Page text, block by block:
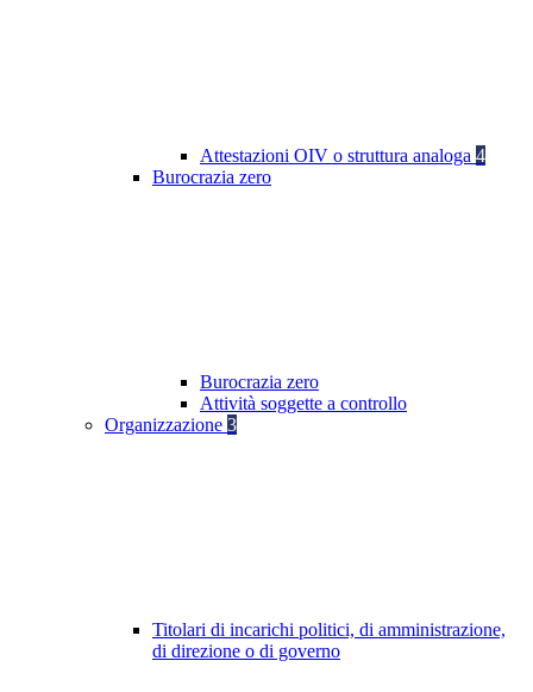
Attestazioni OIV o struttura analoga 4
Burocrazia zero
Burocrazia zero
Attività soggette a controllo
Organizzazione 3
Titolari di incarichi politici, di amministrazione,
di direzione o di governo